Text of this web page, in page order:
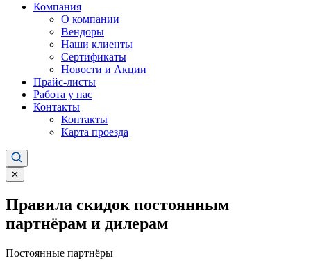
Компания
О компании
Вендоры
Наши клиенты
Сертификаты
Новости и Акции
Прайс-листы
Работа у нас
Контакты
Контакты
Карта проезда
✕
Правила скидок постоянным
партнёрам и дилерам
Постоянные партнёры